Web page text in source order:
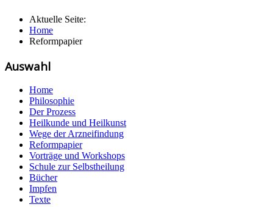
Aktuelle Seite:
Home
Reformpapier
Auswahl
Home
Philosophie
Der Prozess
Heilkunde und Heilkunst
Wege der Arzneifindung
Reformpapier
Vorträge und Workshops
Schule zur Selbstheilung
Bücher
Impfen
Texte